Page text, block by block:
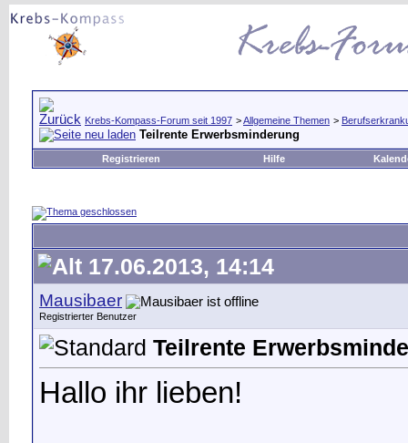
Krebs-Kompass-Forum seit 1997 >Allgemeine Themen >
Teilrente Erwerbsminderung
Registrieren Hilfe
17.06.2013, 14:14
Mausibaer
Registrierter Benutzer
Teilrente
Hallo ihr lieben!